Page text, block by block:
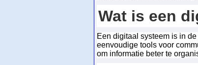
Wat is een
Een digitaal systeem is in
eenvoudige tools voor
om informatie beter te